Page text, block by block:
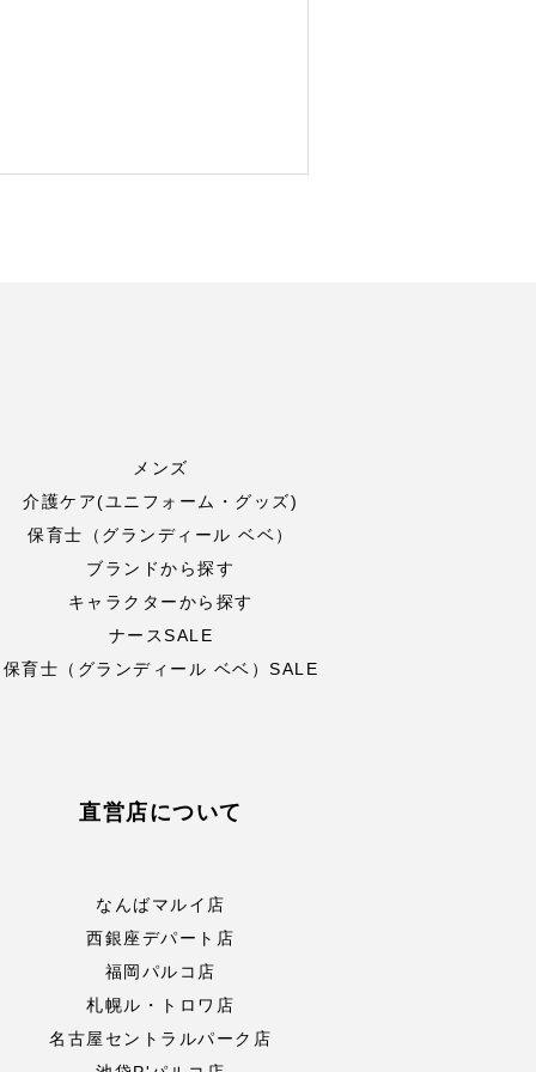
メンズ
介護ケア(ユニフォーム・グッズ)
保育士（グランディール ベベ）
ブランドから探す
キャラクターから探す
ナースSALE
保育士（グランディール ベベ）SALE
直営店について
なんばマルイ店
西銀座デパート店
福岡パルコ店
札幌ル・トロワ店
名古屋セントラルパーク店